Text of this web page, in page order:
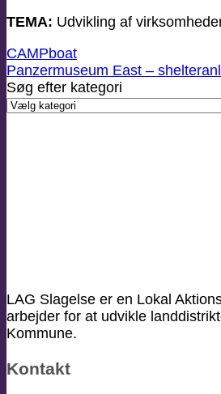
TEMA: Udvikling af
CAMPboat
Panzermuseum East –
Søg efter kategori
Søg
LAG Slagelse er en Lokal
arbejder for at udvikle
Kommune.
Kontakt